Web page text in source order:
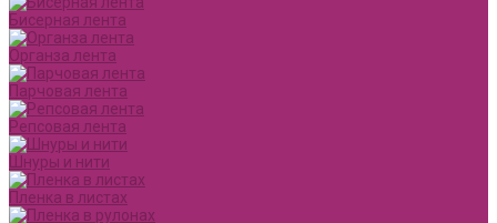
Бисерная лента
Органза лента
Парчовая лента
Репсовая лента
Шнуры и нити
Пленка в листах